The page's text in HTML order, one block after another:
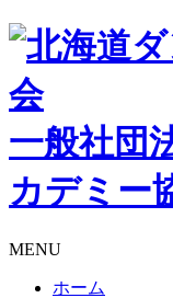
一般社団
カデミー
MENU
ホーム